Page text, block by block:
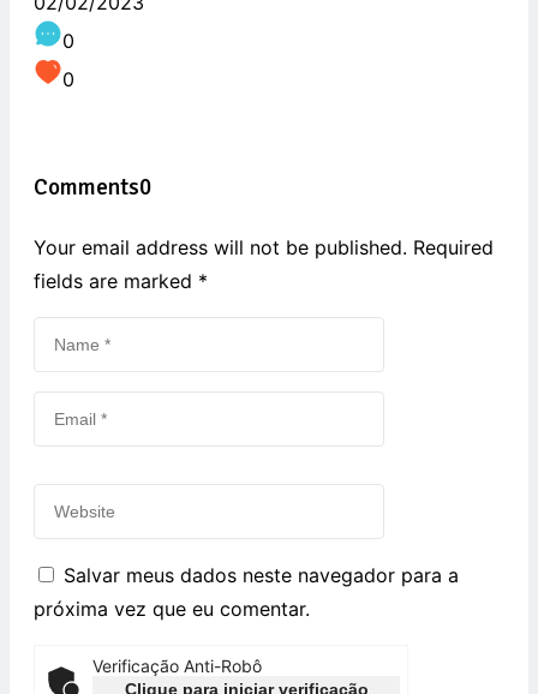
0
0
Comments0
Your email address will not be published. Required
fields are marked *
Salvar meus dados neste navegador para a
próxima vez que eu comentar.
Verificação Anti-Robô
Clique para iniciar verificação